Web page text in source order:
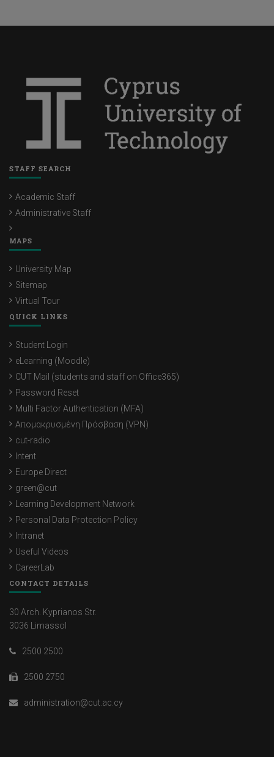
STAFF SEARCH
Academic Staff
Administrative Staff
MAPS
University Map
Sitemap
Virtual Tour
QUICK LINKS
Student Login
eLearning (Moodle)
CUT Mail (students and staff on Office365)
Password Reset
Multi Factor Authentication (MFA)
Απομακρυσμένη Πρόσβαση (VPN)
cut-radio
Intent
Europe Direct
green@cut
Learning Development Network
Personal Data Protection Policy
Intranet
Useful Videos
CareerLab
CONTACT DETAILS
30 Arch. Kyprianos Str.
3036 Limassol
2500 2500
2500 2750
administration@cut.ac.cy